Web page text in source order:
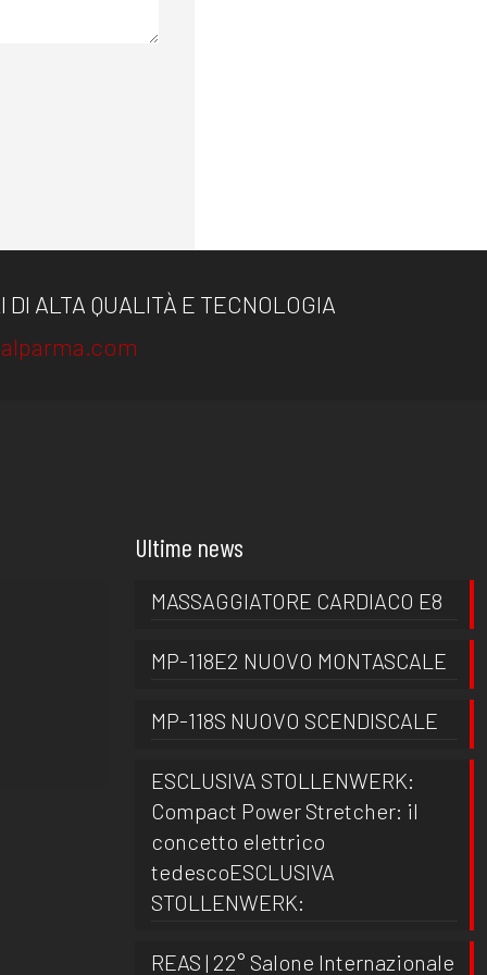
ALTA QUALITÀ E TECNOLOGIA
Ultime news
MASSAGGIATORE CARDIACO E8
MP-118E2 NUOVO MONTASCALE
MP-118S NUOVO SCENDISCALE
ESCLUSIVA STOLLENWERK:
Compact Power Stretcher: il
concetto elettrico
tedescoESCLUSIVA
STOLLENWERK:
REAS | 22° Salone Internazionale